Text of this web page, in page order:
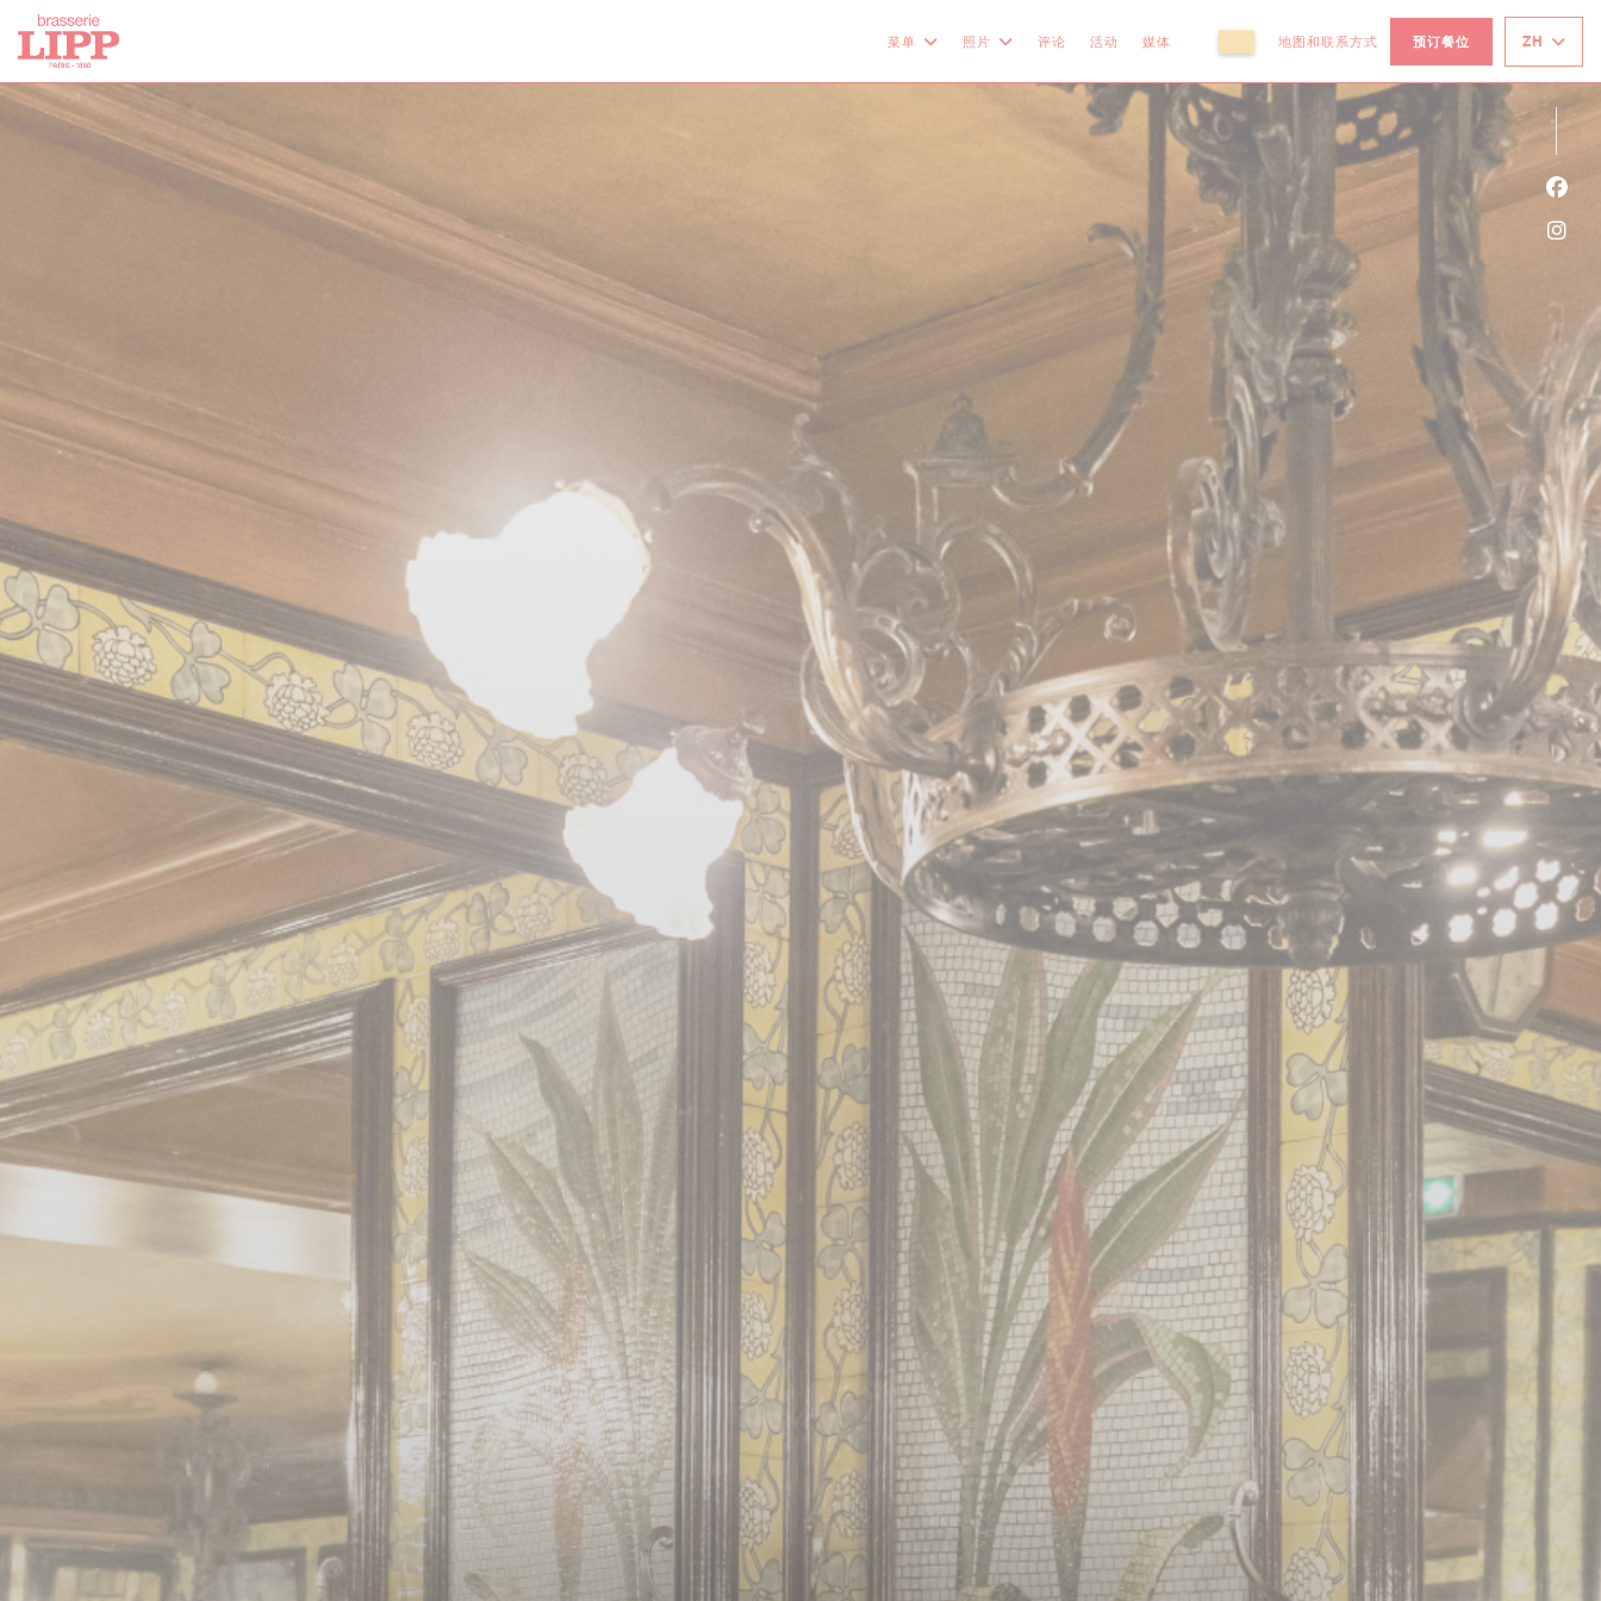
Cookie管理面板
菜单 照片 评论 活动 媒体
((在新窗口中打开))
((在新窗口中打开))
地图和联系方式 预订餐位 ZH